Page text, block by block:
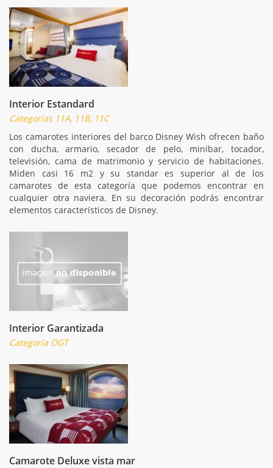
Interior Estandard
Categorías 11A, 11B, 11C
Los camarotes interiores del barco Disney Wish ofrecen baño
con ducha, armario, secador de pelo, minibar, tocador,
televisión, cama de matrimonio y servicio de habitaciones.
Miden casi 16 m2 y su standar es superior al de los
camarotes de esta categoría que podemos encontrar en
cualquier otra naviera. En su decoración podrás encontrar
elementos característicos de Disney.
Interior Garantizada
Categoría OGT
Camarote Deluxe vista mar